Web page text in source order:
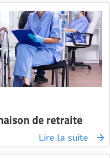
de retraite
Lire la suite